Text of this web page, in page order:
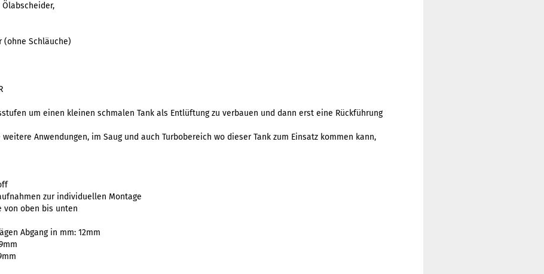
(ohne Schläuche)
um einen kleinen schmalen Tank als Entlüftung zu verbauen und dann erst eine Rückführung
Anwendungen, im Saug und auch Turbobereich wo dieser Tank zum Einsatz kommen kann,
zur individuellen Montage
von oben bis unten
Abgang in mm: 12mm